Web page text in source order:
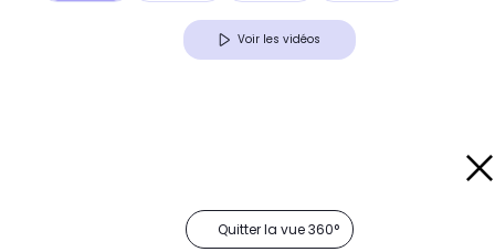
Voir les vidéos
Quitter la vue 360°